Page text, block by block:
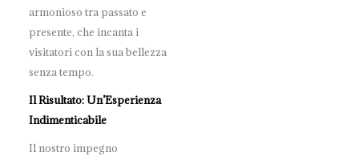
armonioso tra passato e
presente, che incanta i
visitatori con la sua bellezza
senza tempo.
Il Risultato: Un’Esperienza
Indimenticabile
Il nostro impegno